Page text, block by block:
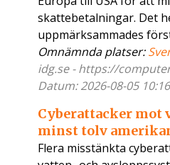
skattebetalningar. Det
uppmärksammades
Omnämnda platser:
idg.se - https://
Datum: 2026-08-05
Cyberattacker mot
minst tolv
Flera misstänkta